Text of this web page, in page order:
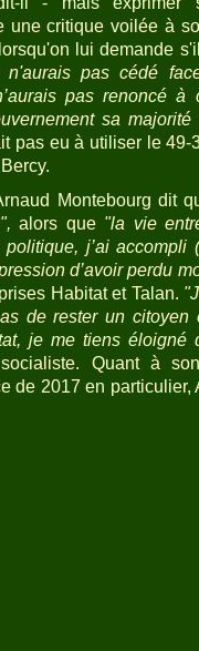
une critique voilée à
lui demande
pas cédé
pas renoncé à
sa majorité
pas eu à utiliser le
Montebourg dit
alors que "la vie
j’ai accompli
d’avoir perdu
Habitat et Talan.
de rester un citoyen
je me tiens éloigné
Quant à
de 2017 en particulier,